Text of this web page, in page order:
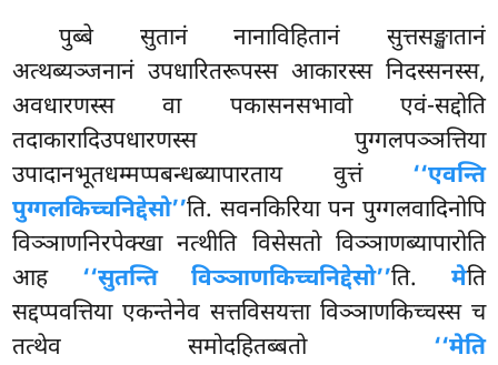
पुब्बे सुतानं नानाविहितानं सुत्तसङ्खातानं
अत्थब्यञ्जनानं उपधारितरूपस्स आकारस्स निदस्सनस्स,
अवधारणस्स वा पकासनसभावो एवं-सद्दोति
तदाकारादिउपधारणस्स पुग्गलपञ्ञत्तिया
उपादानभूतधम्मप्पबन्धब्यापारताय वुत्तं ‘‘एवन्ति
पुग्गलकिच्चनिद्देसो’’ति. सवनकिरिया पन पुग्गलवादिनोपि
विञ्ञाणनिरपेक्खा नत्थीति विसेसतो विञ्ञाणब्यापारोति
आह ‘‘सुतन्ति विञ्ञाणकिच्चनिद्देसो’’ति. मेति
सद्दप्पवत्तिया एकन्तेनेव सत्तविसयत्ता विञ्ञाणकिच्चस्स च
तत्थेव समोदहितब्बतो ‘‘मेति